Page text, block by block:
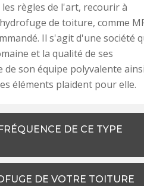
règles de l'art, recourir à
de toiture, comme
Il s'agit d'une société
et la qualité de ses
de son équipe polyvalente
éléments plaident pour elle.
DE CE TYPE
DE VOTRE TOITURE